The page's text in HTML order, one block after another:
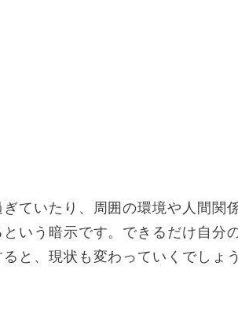
ぎていたり、周囲の環境や人間関
いう暗示です。できるだけ自分
と、現状も変わっていくでしょう